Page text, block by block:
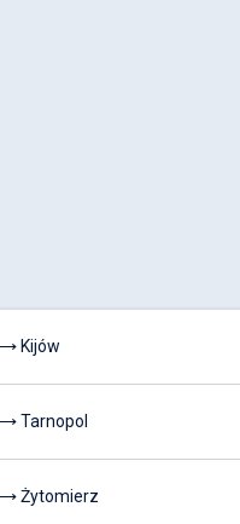
Kijów
Tarnopol
Żytomierz